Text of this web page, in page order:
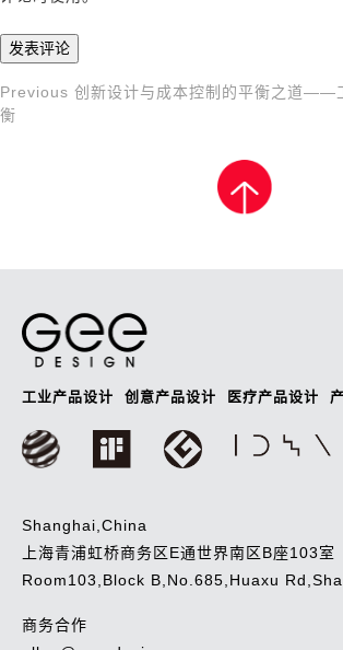
文
Previous
Post
Previous 创新设计与成本控制的平衡之道——
衡
工业产品设计 创意产品设计 医疗产品设计
Shanghai,China
上海青浦虹桥商务区E通世界南区B座103室
Room103,Block B,No.685,Huaxu
商务合作